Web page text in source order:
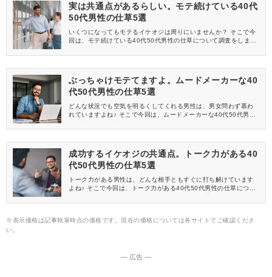
実は共通点があるらしい。モテ続けている40代
50代男性の仕草5選
いくつになってもモテるイケオジは周りにいませんか？ そこで今
回は、モテ続けている40代50代男性の仕草について調査をしまし
ぶっちゃけモテてますよ。ムードメーカーな40
代50代男性の仕草5選
どんな状況でも空気を明るくしてくれる男性は、男女問わず慕わ
れていますよね♪ そこで今回は、ムードメーカーな40代50代男性
の意見もご紹介します。
成功するイケオジの共通点。トーク力がある40
代50代男性の仕草5選
トーク力がある男性は、どんな相手ともすぐに打ち解けています
よね♪ そこで今回は、トーク力がある40代50代男性の仕草につい
す。
※表示価格は記事執筆時点の価格です。現在の価格については各サイトでご確認くださ
い。
― 広告 ―